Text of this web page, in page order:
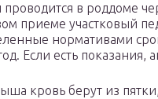
в роддоме
приеме участковый
нормативами
Если есть показания,
кровь берут из